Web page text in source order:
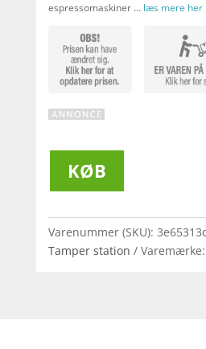
espressomaskiner … læs mere her
KØB
Varenummer (SKU):
Tamper station
Varemærke: